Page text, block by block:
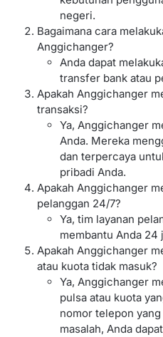
negeri.
Bagaimana cara
Anggichanger?
Anda dapat
transfer bank atau
Apakah Anggichanger
transaksi?
Ya, Anggichanger
Anda. Mereka
dan terpercaya
pribadi Anda.
Apakah Anggichanger
pelanggan 24/7?
Ya, tim layanan
membantu Anda 24
Apakah Anggichanger
atau kuota tidak masuk?
Ya, Anggichanger
pulsa atau kuota
nomor telepon
masalah, Anda